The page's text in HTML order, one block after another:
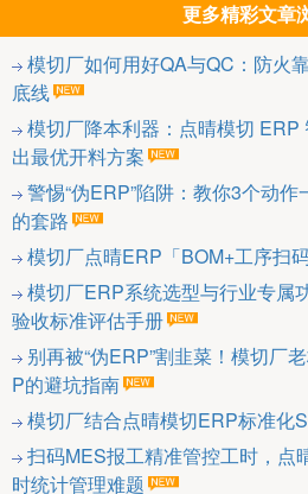
更多精彩文章
模切厂如何用好QA与QC：防火
底线
模切厂降本利器：点晴模切
出最优开料方案
警惕“伪ERP”陷阱：教你3个动
的套路
模切厂点晴ERP「BOM+工序扫
模切厂ERP系统选型与行业专属
验收标准评估手册
别再被“伪ERP”割韭菜！模切厂
P的避坑指南
模切厂结合点晴模切ERP标准化
扫码MES报工精准管控工时，点
时统计管理难题